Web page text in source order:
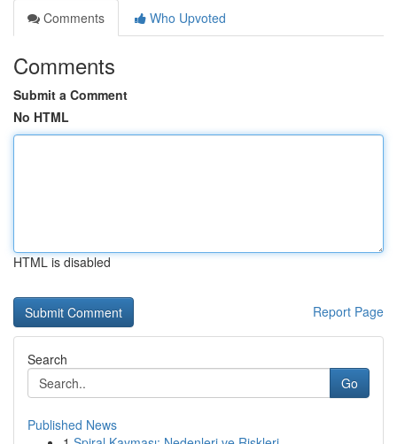
Comments
Who Upvoted
Comments
Submit a Comment
No HTML
HTML is disabled
Report Page
Search
Go
Published News